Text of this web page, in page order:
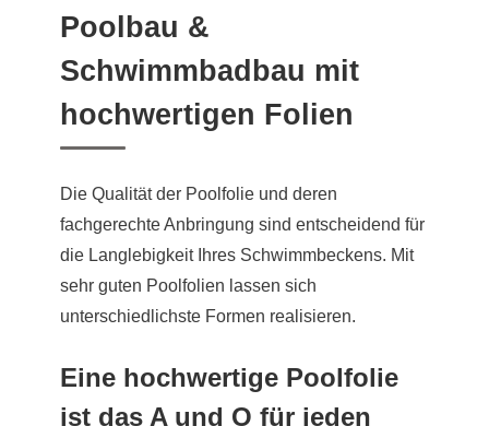
Poolbau &
Schwimmbadbau mit
hochwertigen Folien
Die Qualität der Poolfolie und deren
fachgerechte Anbringung sind entscheidend für
die Langlebigkeit Ihres Schwimmbeckens. Mit
sehr guten Poolfolien lassen sich
unterschiedlichste Formen realisieren.
Eine hochwertige Poolfolie
ist das A und O für jeden